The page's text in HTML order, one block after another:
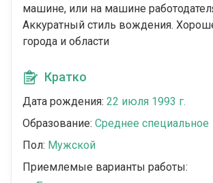
машине, или на машине
Аккуратный стиль вождения.
города и области
Кратко
Дата рождения: 22 июля 1993 г.
Образование: Среднее специальное
Пол: Мужской
Приемлемые варианты работы: